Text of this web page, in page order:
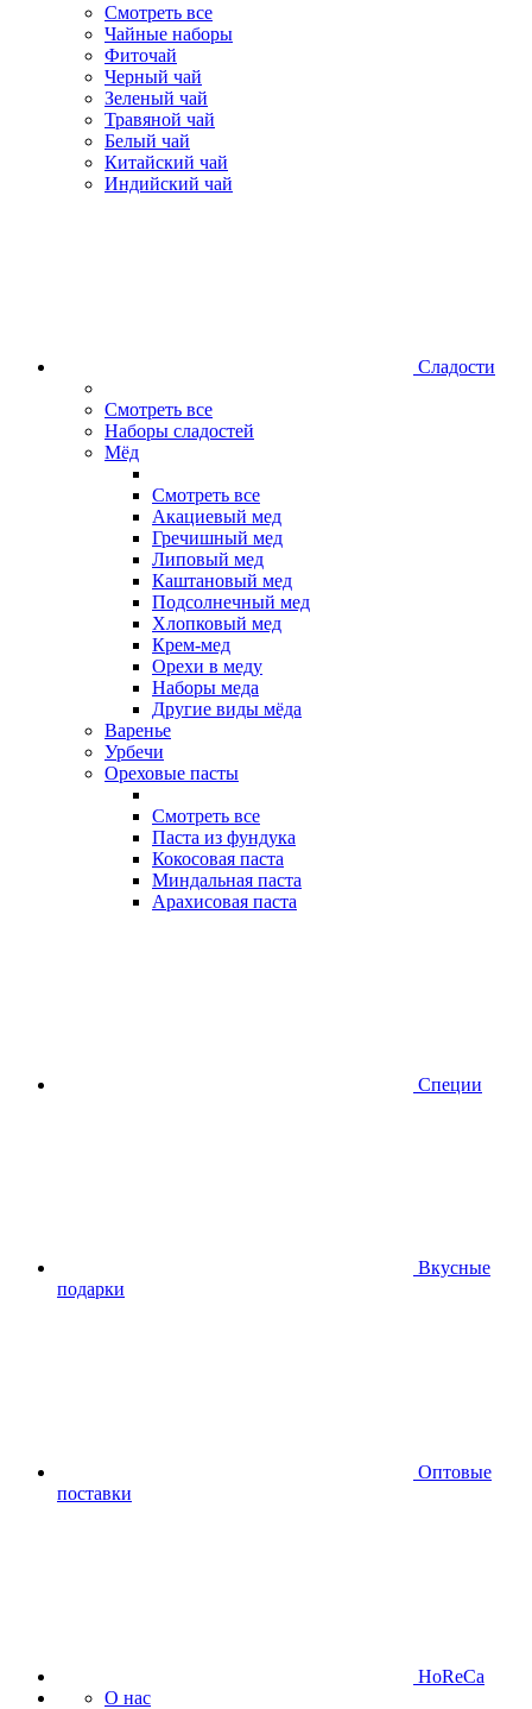
Смотреть все
Чайные наборы
Фиточай
Черный чай
Зеленый чай
Травяной чай
Белый чай
Китайский чай
Индийский чай
Сладости
Смотреть все
Наборы сладостей
Мёд
Смотреть все
Акациевый мед
Гречишный мед
Липовый мед
Каштановый мед
Подсолнечный мед
Хлопковый мед
Крем-мед
Орехи в меду
Наборы меда
Другие виды мёда
Варенье
Урбечи
Ореховые пасты
Смотреть все
Паста из фундука
Кокосовая паста
Миндальная паста
Арахисовая паста
Специи
Вкусные
подарки
Оптовые
поставки
HoReCa
О нас